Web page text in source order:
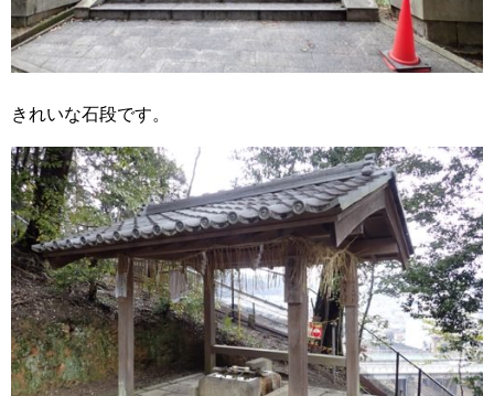
きれいな石段です。